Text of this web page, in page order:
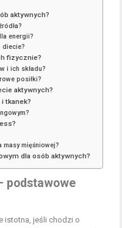
aktywnych?
energii?
diecie?
fizycznie?
i ich składu?
posiłki?
aktywnych?
tkanek?
mięśniowej?
dla osób aktywnych?
podstawowe
istotna, jeśli chodzi o